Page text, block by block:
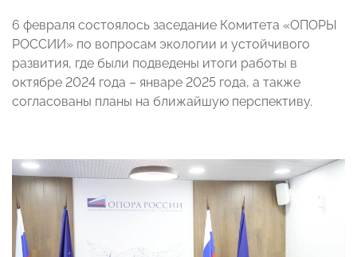
6 февраля состоялось заседание Комитета «ОПОРЫ
РОССИИ» по вопросам экологии и устойчивого
развития, где были подведены итоги работы в
октябре 2024 года – январе 2025 года, а также
согласованы планы на ближайшую перспективу.